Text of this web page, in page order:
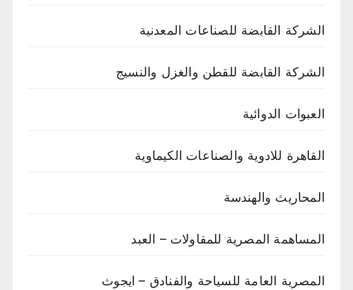
الشركة القابضة للصناعات المعدنية
الشركة القابضة للقطن والغزل والنسيج
العبوات الدوائية
القاهرة للادوية والصناعات الكيماوية
المحاريث والهندسة
المساهمة المصرية للمقاولات – العبد
المصرية العامة للسياحة والفنادق – ايجوث